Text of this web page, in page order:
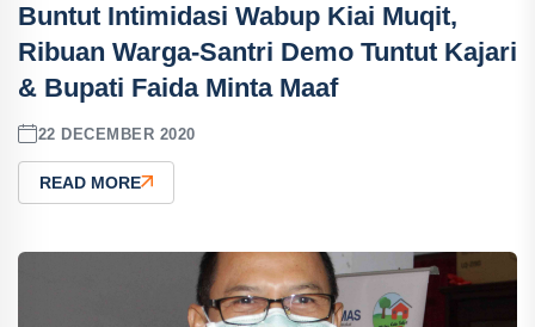
Buntut Intimidasi Wabup Kiai Muqit,
Ribuan Warga-Santri Demo Tuntut Kajari
& Bupati Faida Minta Maaf
22 DECEMBER 2020
READ MORE